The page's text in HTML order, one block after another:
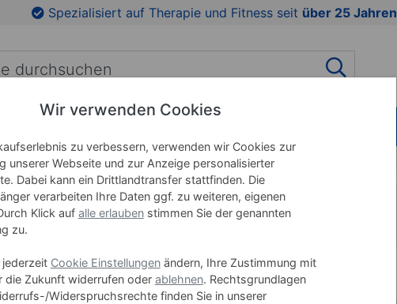
Spezialisiert auf Therapie und Fitness seit über 25 Jahren
Hautpflege
Wir verwenden Cookies
zu verbessern, verwenden wir Cookies zur
unserer Webseite und zur Anzeige personalisierter
Dabei kann ein Drittlandtransfer stattfinden. Die
verarbeiten Ihre Daten ggf. zu weiteren, eigenen
Klick auf alle erlaubenstimmen Sie der genannten
zu.
jederzeit Cookie Einstellungenändern, Ihre Zustimmung mit
die Zukunft widerrufen oder ablehnen. Rechtsgrundlagen
Widerspruchsrechte finden Sie in unserer